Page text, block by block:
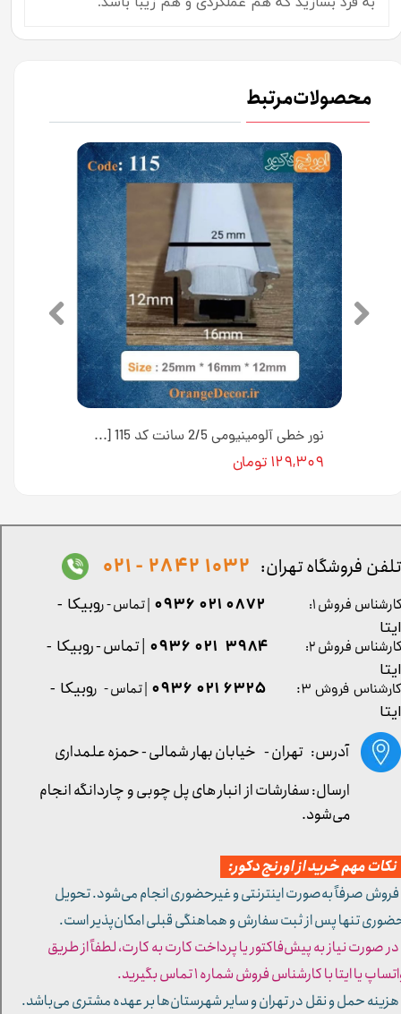
محصولات مرتبط
نور خطی آلومینیومی 2/5 سانت کد 115 [انبار تهران]
۱۲۹,۳۰۹ تومان
کارشناس فروش ۳: ۶۳۲۵ ۰۲۱ ۰۹۳۶ | تماس - روبیکا -
ایتا
آدرس: تهران - خیابان بهار شمالی - حمزه علمداری
تلفن فروشگاه تهران: 1032 2842 - 021
مهم خرید از اورنج دکور:
صرفاً به‌صورت اینترنتی و غیرحضوری انجام می‌شود. تحویل
تنها پس از ثبت سفارش و هماهنگی قبلی امکان‌پذیر است.
صورت نیاز به پیش‌فاکتور یا پرداخت کارت به کارت، لطفاً از طریق
یا ایتا با کارشناس فروش شماره ۱ تماس بگیرید.
حمل و نقل در تهران و سایر شهرستان‌ها بر عهده مشتری می‌باشد.
کارشناس فروش ۱: 0872 021 0936 | تماس - روبیکا -
ایتا
کارشناس فروش ۲:
۳۹۸۴ ۰۲۱ ۰۹۳۶ | تماس - روبیکا -
ایتا
ارسال: سفارشات از انبار های پل چوبی و چاردانگه انجام
می‌شود.